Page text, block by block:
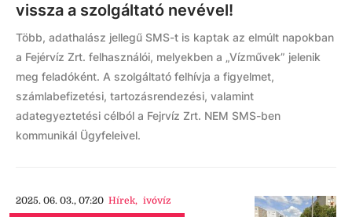
vissza a szolgáltató nevével!
Több, adathalász jellegű SMS-t is kaptak az elmúlt napokban
a Fejérvíz Zrt. felhasználói, melyekben a „Vízművek” jelenik
meg feladóként. A szolgáltató felhívja a figyelmet,
számlabefizetési, tartozásrendezési, valamint
adategyeztetési célból a Fejrvíz Zrt. NEM SMS-ben
kommunikál Ügyfeleivel.
2025. 06. 03., 07:20 Hírek, ivóvíz